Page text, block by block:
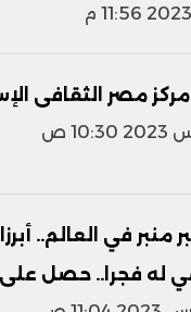
مصر الثقافى
منبر في العالم..
حصل على 3 شهادات في موسوعة جينيس